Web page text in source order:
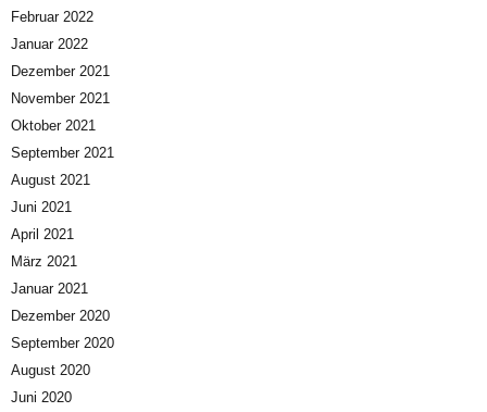
Februar 2022
Januar 2022
Dezember 2021
November 2021
Oktober 2021
September 2021
August 2021
Juni 2021
April 2021
März 2021
Januar 2021
Dezember 2020
September 2020
August 2020
Juni 2020